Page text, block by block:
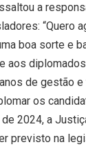
a
“Quero
boa sorte e
aos
de gestão
os
2024, a
previsto na